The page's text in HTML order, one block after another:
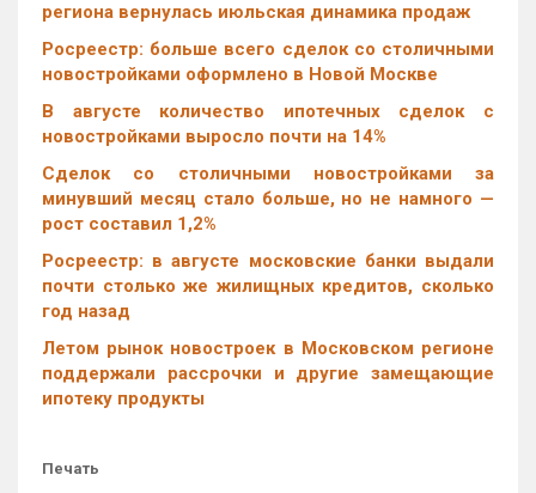
региона вернулась июльская динамика продаж
Росреестр: больше всего сделок со столичными
новостройками оформлено в Новой Москве
В августе количество ипотечных сделок с
новостройками выросло почти на 14%
Cделок со столичными новостройками за
минувший месяц стало больше, но не намного —
рост составил 1,2%
Росреестр: в августе московские банки выдали
почти столько же жилищных кредитов, сколько
год назад
Летом рынок новостроек в Московском регионе
поддержали рассрочки и другие замещающие
ипотеку продукты
Печать